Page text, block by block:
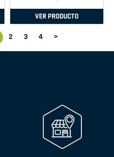
VER PRODUCTO
2 3 4 >